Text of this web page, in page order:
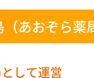
あおぞら薬
して運営